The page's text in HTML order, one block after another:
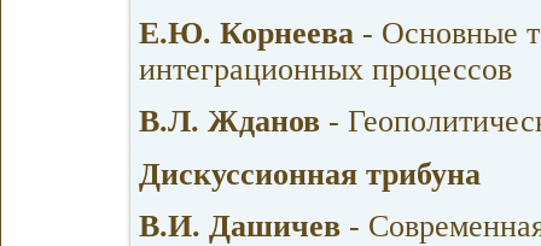
Е.Ю. Корнеева - Основные
интеграционных процессов
В.Л. Жданов -
Дискуссионная трибуна
В.И. Дашичев -